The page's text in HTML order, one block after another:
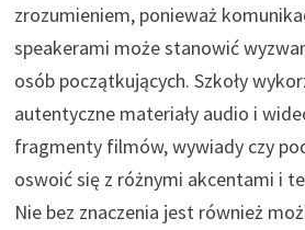
zrozumieniem, ponieważ
speakerami może stanowić
osób początkujących. Szkoły
autentyczne materiały audio i
fragmenty filmów, wywiady czy
oswoić się z różnymi akcentami i
Nie bez znaczenia jest również